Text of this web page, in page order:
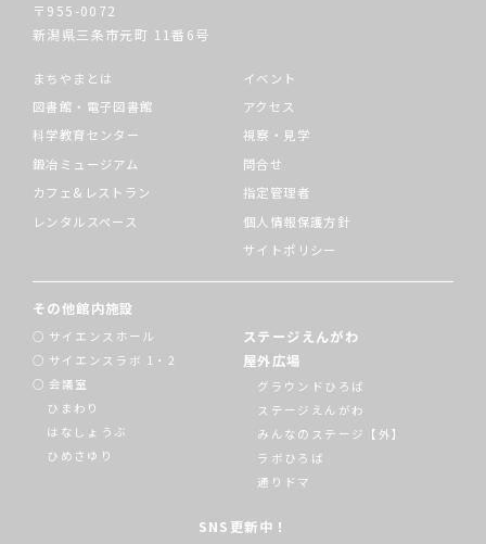
〒955-0072
新潟県三条市元町 11番6号
まちやまとは
図書館・電子図書館
科学教育センター
鍛冶ミュージアム
カフェ&レストラン
レンタルスペース
イベント
アクセス
視察・見学
問合せ
指定管理者
個人情報保護方針
サイトポリシー
その他館内施設
サイエンスホール
サイエンスラボ 1・2
会議室
ひまわり
はなしょうぶ
ひめさゆり
ステージえんがわ
屋外広場
グラウンドひろば
ステージえんがわ
みんなのステージ【外】
ラボひろば
通りドマ
SNS更新中！